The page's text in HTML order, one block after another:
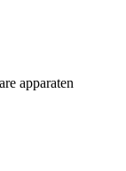
apparaten